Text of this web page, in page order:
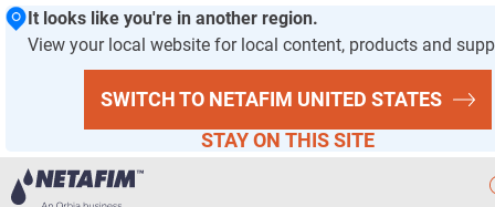
It looks like you're in another region.
View your local website for local content, products and
SWITCH TO NETAFIM UNITED STATES
STAY ON THIS SITE